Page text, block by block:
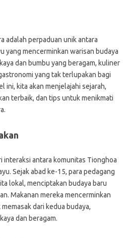
adalah perpaduan unik antara
yang mencerminkan warisan budaya
dan bumbu yang beragam, kuliner
yang tak terlupakan bagi
ini, kita akan menjelajahi sejarah,
terbaik, dan tips untuk menikmati
interaksi antara komunitas Tionghoa
Sejak abad ke-15, para pedagang
lokal, menciptakan budaya baru
Makanan mereka mencerminkan
dari kedua budaya,
dan beragam.